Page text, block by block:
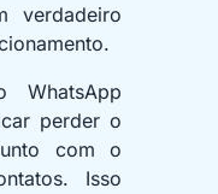
verdadeiro
perder o
com o
Isso